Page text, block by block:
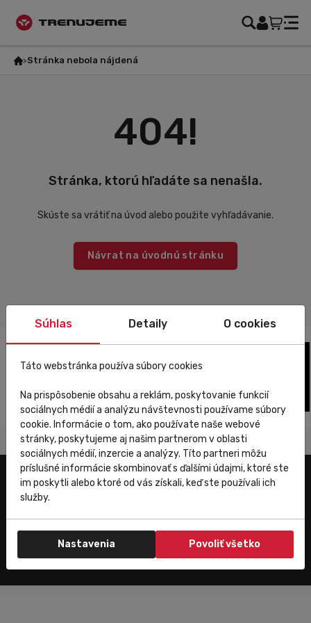
Stránka nebola nájdená
404!
Stránka, ktorú hľadáte sa nenašla.
Skúste sa vrátiť na úvod alebo použite vyhľadávanie.
Návrat na úvodnú stránku
Užitočné odkazy
E-shop
Trenujeme
Súhlas Detaily O cookies
Táto webstránka používa súbory cookies
Na prispôsobenie obsahu a reklám, poskytovanie funkcií
sociálnych médií a analýzu návštevnosti používame súbory
cookie. Informácie o tom, ako používate naše webové
stránky, poskytujeme aj našim partnerom v oblasti
sociálnych médií, inzercie a analýzy. Títo partneri môžu
príslušné informácie skombinovať s ďalšími údajmi, ktoré ste
im poskytli alebo ktoré od vás získali, keď ste používali ich
služby.
Nastavenia Povoliť všetko